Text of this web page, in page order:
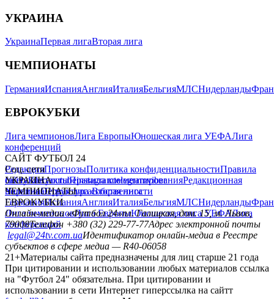
УКРАИНА
УкраинаПервая лигаВторая лига
ЧЕМПИОНАТЫ
ГерманияИспанияАнглияИталияБельгияМЛСНидерланды
ЕВРОКУБКИ
Лига чемпионовЛига ЕвропыЮношеская лига УЕФАЛига
конференций
САЙТ ФУТБОЛ 24
РедакцияПрогнозыПолитика конфиденциальностиПравила
сайтуКонтактыПравила комментированияРедакционная
политикаСтруктура собственности
Соц. сети
facebookxyoutubeinstagramtelegramviber
УКРАИНА
УкраинаПервая лигаВторая лига
ЧЕМПИОНАТЫ
ГерманияИспанияАнглияИталияБельгияМЛСНидерланды
ЕВРОКУБКИ
Лига чемпионовЛига ЕвропыЮношеская лига УЕФАЛига
конференций
Онлайн-медиа «Футбол 24»пл. Галицкая, дом. 15, м. Львов,
79008Телефон +380 (32) 229-77-77Адрес электронной почты
legal@24tv.com.uaИдентификатор онлайн-медиа в Реестре
субъектов в сфере медиа — R40-06058
21+Материалы сайта предназначены для лиц старше 21 года
При цитировании и использовании любых материалов ссылка
на "Футбол 24" обязательна. При цитировании и
использовании в сети Интернет гиперссылка на сайтт